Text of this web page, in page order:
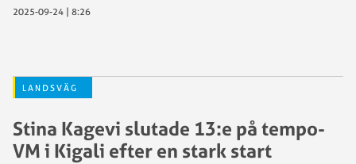
2025-09-24 | 8:26
LANDSVÄG
Stina Kagevi slutade 13:e på tempo-
VM i Kigali efter en stark start